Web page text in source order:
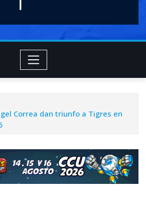
Correa dan triunfo a Tigres en